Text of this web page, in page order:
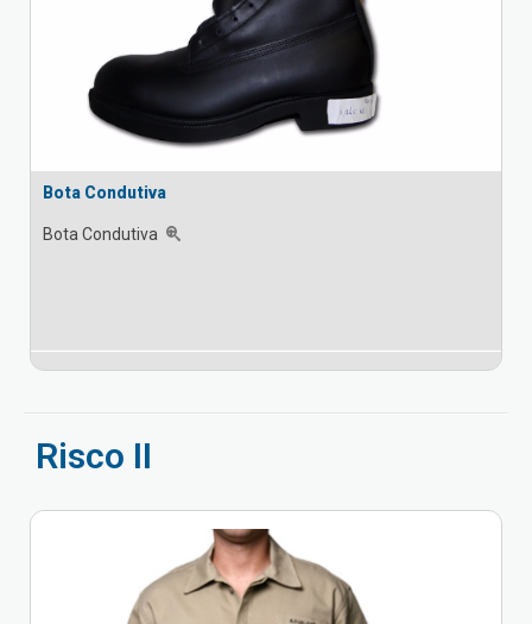
Bota Condutiva
Bota Condutiva
Risco II